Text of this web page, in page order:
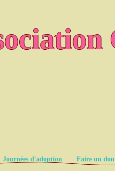
Journées d'adoption Faire un don